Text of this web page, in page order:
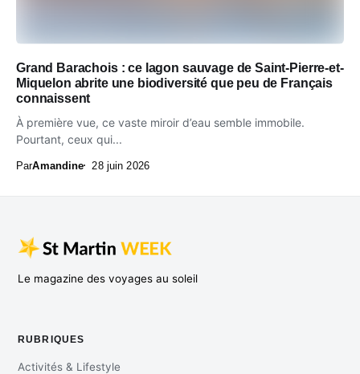
Grand Barachois : ce lagon sauvage de Saint-Pierre-et-
Miquelon abrite une biodiversité que peu de Français
connaissent
À première vue, ce vaste miroir d’eau semble immobile.
Pourtant, ceux qui...
ParAmandine 28 juin 2026
Le magazine des voyages au soleil
RUBRIQUES
Activités & Lifestyle